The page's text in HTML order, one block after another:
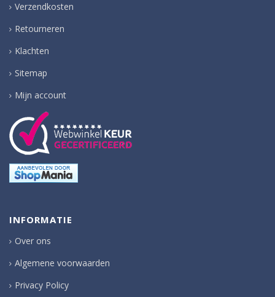
Verzendkosten
Retourneren
Klachten
Sitemap
Mijn account
INFORMATIE
Over ons
Algemene voorwaarden
Privacy Policy